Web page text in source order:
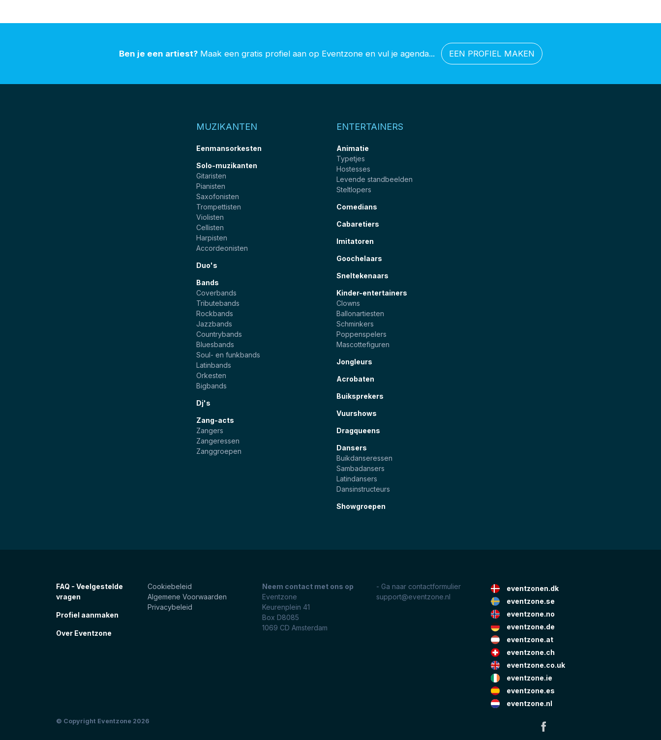
Ben je een artiest? Maak een gratis profiel aan op Eventzone en vul je agenda... EEN PROFIEL MAKEN
MUZIKANTEN
Eenmansorkesten
Solo-muzikanten
Gitaristen
Pianisten
Saxofonisten
Trompettisten
Violisten
Cellisten
Harpisten
Accordeonisten
Duo's
Bands
Coverbands
Tributebands
Rockbands
Jazzbands
Countrybands
Bluesbands
Soul- en funkbands
Latinbands
Orkesten
Bigbands
Dj's
Zang-acts
Zangers
Zangeressen
Zanggroepen
ENTERTAINERS
Animatie
Typetjes
Hostesses
Levende standbeelden
Steltlopers
Comedians
Cabaretiers
Imitatoren
Goochelaars
Sneltekenaars
Kinder-entertainers
Clowns
Ballonartiesten
Schminkers
Poppenspelers
Mascottefiguren
Jongleurs
Acrobaten
Buiksprekers
Vuurshows
Dragqueens
Dansers
Buikdanseressen
Sambadansers
Latindansers
Dansinstructeurs
Showgroepen
FAQ - Veelgestelde
vragen
Profiel aanmaken
Over Eventzone
Cookiebeleid
Algemene Voorwaarden
Privacybeleid
Neem contact met ons op
Eventzone
Keurenplein 41
Box D8085
1069 CD Amsterdam
- Ga naar contactformulier
support@eventzone.nl
eventzonen.dk
eventzone.se
eventzone.no
eventzone.de
eventzone.at
eventzone.ch
eventzone.co.uk
eventzone.ie
eventzone.es
eventzone.nl
© Copyright Eventzone 2026